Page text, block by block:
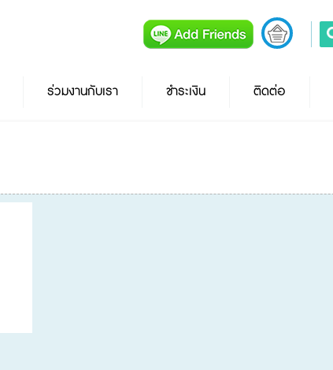
ร่วมงานกับเรา ชำระเงิน ติดต่อ